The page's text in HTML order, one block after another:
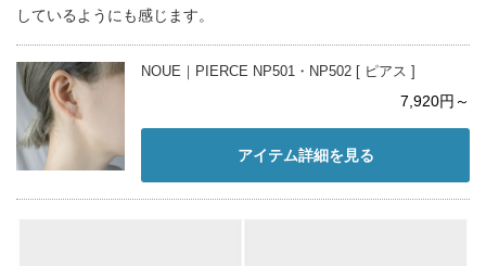
しているようにも感じます。
NOUE｜PIERCE NP501・NP502 [ ピアス ]
7,920円～
アイテム詳細を見る